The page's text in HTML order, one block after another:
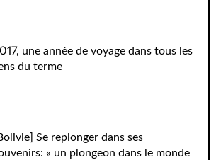
une année de voyage dans tous les
du terme
Se replonger dans ses
« un plongeon dans le monde